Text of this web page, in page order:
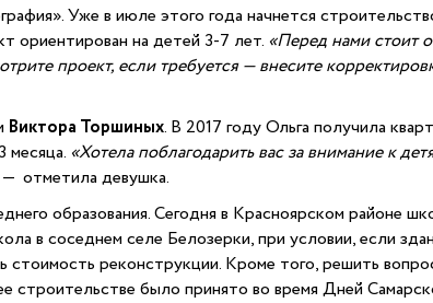
Уже в июле этого года начнется
ориентирован на детей 3-7 лет. «Перед нами стоит
проект, если требуется — внесите
Виктора Торшиных. В 2017 году Ольга получила
месяца. «Хотела поблагодарить вас за внимание к
— отметила девушка.
образования. Сегодня в Красноярском районе
в соседнем селе Белозерки, при условии, если
реконструкции. Кроме того, решить
строительстве было принято во время Дней